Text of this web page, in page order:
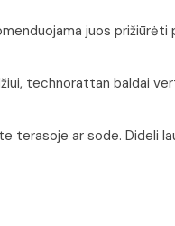
juos
technorattan baldai
ar sode. Dideli